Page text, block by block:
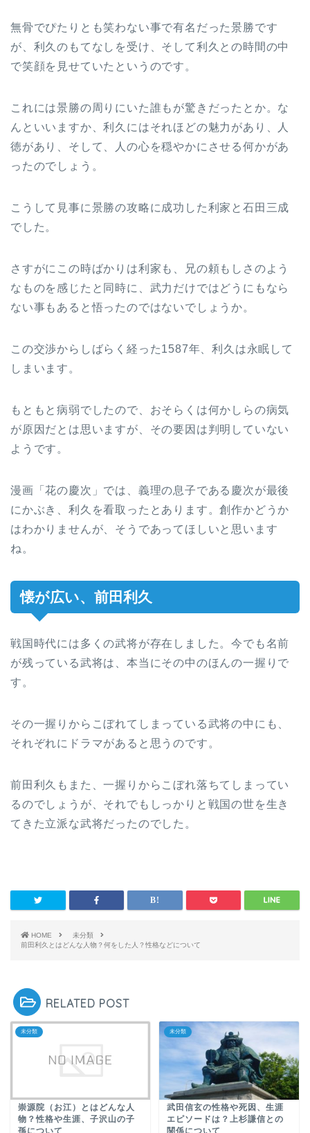
無骨でぴたりとも笑わない事で有名だった景勝です
が、利久のもてなしを受け、そして利久との時間の中
で笑顔を見せていたというのです。
これには景勝の周りにいた誰もが驚きだったとか。な
んといいますか、利久にはそれほどの魅力があり、人
徳があり、そして、人の心を穏やかにさせる何かがあ
ったのでしょう。
こうして見事に景勝の攻略に成功した利家と石田三成
でした。
さすがにこの時ばかりは利家も、兄の頼もしさのよう
なものを感じたと同時に、武力だけではどうにもなら
ない事もあると悟ったのではないでしょうか。
この交渉からしばらく経った1587年、利久は永眠して
しまいます。
もともと病弱でしたので、おそらくは何かしらの病気
が原因だとは思いますが、その要因は判明していない
ようです。
漫画「花の慶次」では、義理の息子である慶次が最後
にかぶき、利久を看取ったとあります。創作かどうか
はわかりませんが、そうであってほしいと思います
ね。
懐が広い、前田利久
戦国時代には多くの武将が存在しました。今でも名前
が残っている武将は、本当にその中のほんの一握りで
す。
その一握りからこぼれてしまっている武将の中にも、
それぞれにドラマがあると思うのです。
前田利久もまた、一握りからこぼれ落ちてしまってい
るのでしょうが、それでもしっかりと戦国の世を生き
てきた立派な武将だったのでした。
HOME
未分類
前田利久とはどんな人物？何をした人？性格などについて
RELATED POST
未分類
崇源院（お江）とはどんな人
物？性格や生涯、子沢山の子
未分類
武田信玄の性格や死因、生涯
エピソードは？上杉謙信との